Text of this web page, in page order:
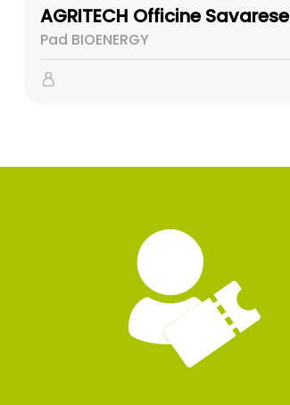
AGRITECH Officine Savarese
Pad BIOENERGY